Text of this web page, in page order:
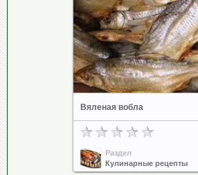
Вяленая вобла
Раздел
Кулинарные рецепты